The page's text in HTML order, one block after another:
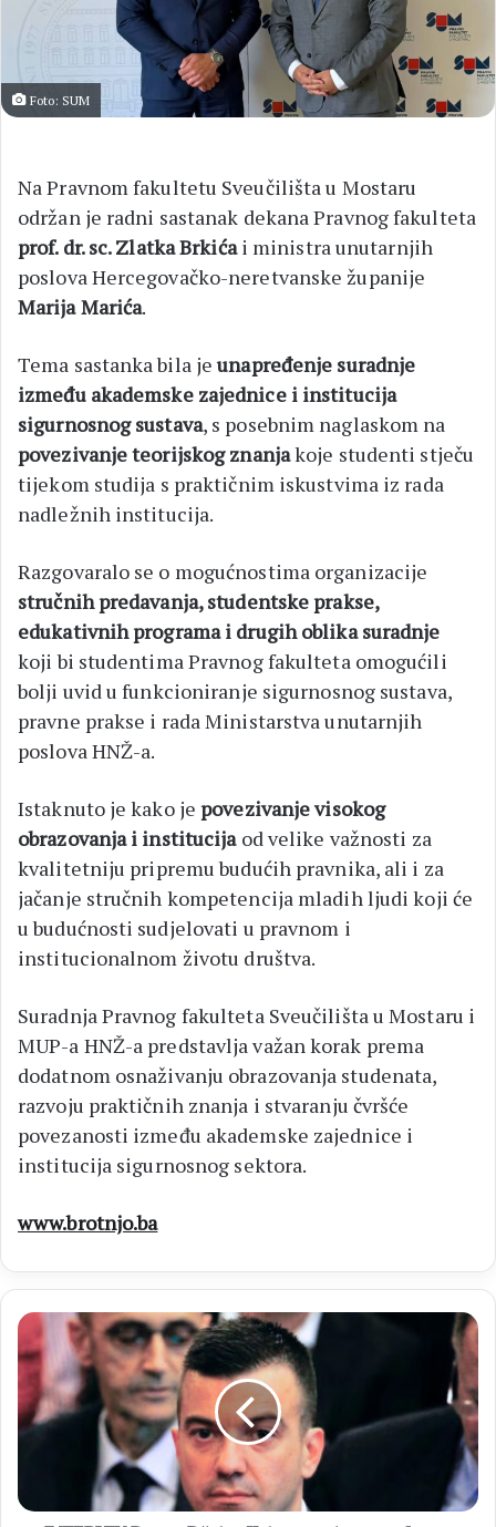
Foto: SUM
Na Pravnom fakultetu Sveučilišta u Mostaru
održan je radni sastanak dekana Pravnog fakulteta
prof. dr. sc. Zlatka Brkićai ministra unutarnjih
poslova Hercegovačko-neretvanske županije
Marija Marića.
Tema sastanka bila jeunapređenje suradnje
između akademske zajednice i institucija
sigurnosnog sustava, s posebnim naglaskom na
povezivanje teorijskog znanjakoje studenti stječu
tijekom studija s praktičnim iskustvima iz rada
nadležnih institucija.
Razgovaralo se o mogućnostima organizacije
stručnih predavanja, studentske prakse,
edukativnih programa i drugih oblika suradnje
koji bi studentima Pravnog fakulteta omogućili
bolji uvid u funkcioniranje sigurnosnog sustava,
pravne prakse i rada Ministarstva unutarnjih
poslova HNŽ-a.
Istaknuto je kako jepovezivanje visokog
obrazovanja i institucijaod velike važnosti za
kvalitetniju pripremu budućih pravnika, ali i za
jačanje stručnih kompetencija mladih ljudi koji će
u budućnosti sudjelovati u pravnom i
institucionalnom životu društva.
Suradnja Pravnog fakulteta Sveučilišta u Mostaru i
MUP-a HNŽ-a predstavlja važan korak prema
dodatnom osnaživanju obrazovanja studenata,
razvoju praktičnih znanja i stvaranju čvršće
povezanosti između akademske zajednice i
institucija sigurnosnog sektora.
www.brotnjo.ba
INTERVJU
Damir
Džeba:
"Izborni
zakon
je
reformi,